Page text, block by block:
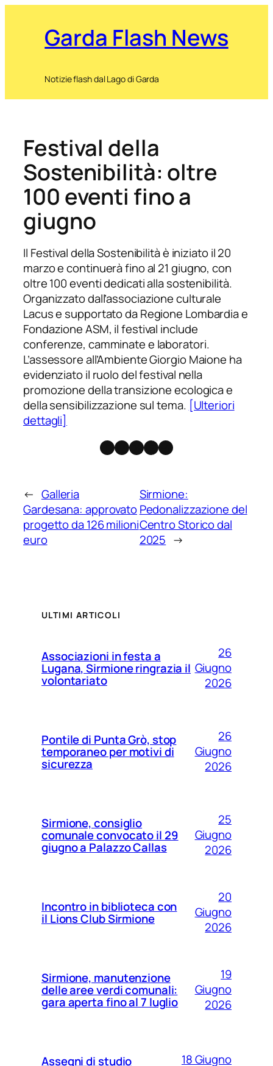
Garda Flash News
Notizie flash dal Lago di Garda
Festival della
Sostenibilità: oltre
100 eventi fino a
giugno
Il Festival della Sostenibilità è iniziato il 20
marzo e continuerà fino al 21 giugno, con
oltre 100 eventi dedicati alla sostenibilità.
Organizzato dall’associazione culturale
Lacus e supportato da Regione Lombardia e
Fondazione ASM, il festival include
conferenze, camminate e laboratori.
L’assessore all’Ambiente Giorgio Maione ha
evidenziato il ruolo del festival nella
promozione della transizione ecologica e
della sensibilizzazione sul tema. [Ulteriori
dettagli]
Facebook
Instagram
X Threads
Telegram
← Galleria
Gardesana: approvato
progetto da 126 milioni
euro
Sirmione:
Pedonalizzazione del
Centro Storico dal
2025 →
ULTIMI ARTICOLI
Associazioni in festa a
Lugana, Sirmione ringrazia il
volontariato
26
Giugno
2026
Pontile di Punta Grò, stop
temporaneo per motivi di
sicurezza
26
Giugno
2026
Sirmione, consiglio
comunale convocato il 29
giugno a Palazzo Callas
25
Giugno
2026
Incontro in biblioteca con
il Lions Club Sirmione
20
Giugno
2026
Sirmione, manutenzione
delle aree verdi comunali:
gara aperta fino al 7 luglio
19
Giugno
2026
Assegni di studio
18 Giugno